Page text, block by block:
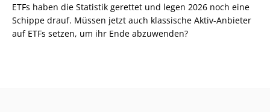
ETFs haben die Statistik gerettet und legen 2026 noch eine
Schippe drauf. Müssen jetzt auch klassische Aktiv-Anbieter
auf ETFs setzen, um ihr Ende abzuwenden?